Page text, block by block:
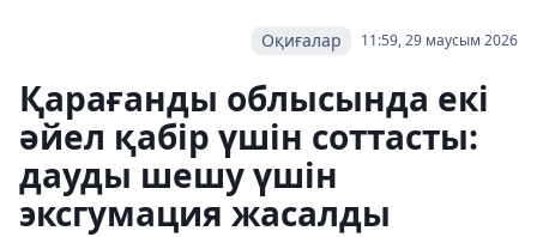
11:59, 29 маусым 2026
Оқиғалар
Қарағанды облысында екі
әйел қабір үшін соттасты:
дауды шешу үшін
эксгумация жасалды